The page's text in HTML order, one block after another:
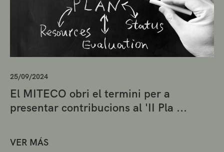
25/09/2024
El MITECO obri el termini per a
presentar contribucions al 'II Pla ...
VER MÁS